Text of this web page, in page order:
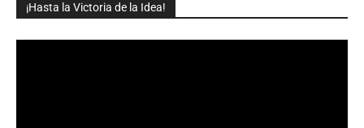
¡Hasta la Victoria de la Idea!